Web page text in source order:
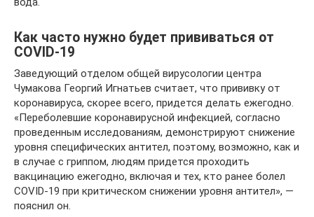
Как часто нужно будет прививаться от
COVID-19
Заведующий отделом общей вирусологии центра
Чумакова Георгий Игнатьев считает, что прививку от
коронавируса, скорее всего, придется делать ежегодно.
«Переболевшие коронавирусной инфекцией, согласно
проведенным исследованиям, демонстрируют снижение
уровня специфических антител, поэтому, возможно, как и
в случае с гриппом, людям придется проходить
вакцинацию ежегодно, включая и тех, кто ранее болел
COVID-19 при критическом снижении уровня антител», —
пояснил он.